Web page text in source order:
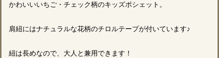
かわいいいちご・チェック柄のキッズポシェット。
肩紐にはナチュラルな花柄のチロルテープが付いています♪
紐は長めなので、大人と兼用できます！